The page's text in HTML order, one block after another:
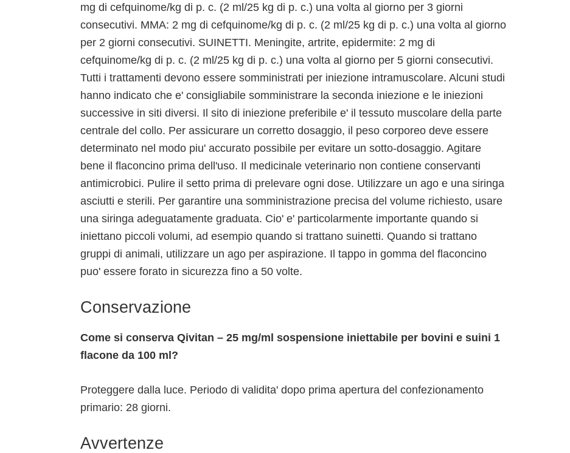
mg di cefquinome/kg di p. c. (2 ml/25 kg di p. c.) una volta al giorno per 3 giorni
consecutivi. MMA: 2 mg di cefquinome/kg di p. c. (2 ml/25 kg di p. c.) una volta al giorno
per 2 giorni consecutivi. SUINETTI. Meningite, artrite, epidermite: 2 mg di
cefquinome/kg di p. c. (2 ml/25 kg di p. c.) una volta al giorno per 5 giorni consecutivi.
Tutti i trattamenti devono essere somministrati per iniezione intramuscolare. Alcuni studi
hanno indicato che e' consigliabile somministrare la seconda iniezione e le iniezioni
successive in siti diversi. Il sito di iniezione preferibile e' il tessuto muscolare della parte
centrale del collo. Per assicurare un corretto dosaggio, il peso corporeo deve essere
determinato nel modo piu' accurato possibile per evitare un sotto-dosaggio. Agitare
bene il flaconcino prima dell'uso. Il medicinale veterinario non contiene conservanti
antimicrobici. Pulire il setto prima di prelevare ogni dose. Utilizzare un ago e una siringa
asciutti e sterili. Per garantire una somministrazione precisa del volume richiesto, usare
una siringa adeguatamente graduata. Cio' e' particolarmente importante quando si
iniettano piccoli volumi, ad esempio quando si trattano suinetti. Quando si trattano
gruppi di animali, utilizzare un ago per aspirazione. Il tappo in gomma del flaconcino
puo' essere forato in sicurezza fino a 50 volte.
Conservazione
Come si conserva Qivitan – 25 mg/ml sospensione iniettabile per bovini e suini 1
flacone da 100 ml?
Proteggere dalla luce. Periodo di validita' dopo prima apertura del confezionamento
primario: 28 giorni.
Avvertenze